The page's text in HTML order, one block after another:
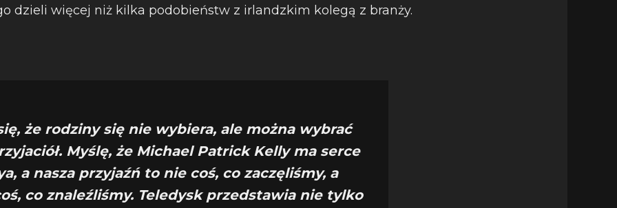
dzieli więcej niż kilka podobieństw z irlandzkim kolegą z branży.
że rodziny się nie wybiera, ale można wybrać
Myślę, że Michael Patrick Kelly ma serce
a nasza przyjaźń to nie coś, co zaczęliśmy, a
co znaleźliśmy. Teledysk przedstawia nie tylko